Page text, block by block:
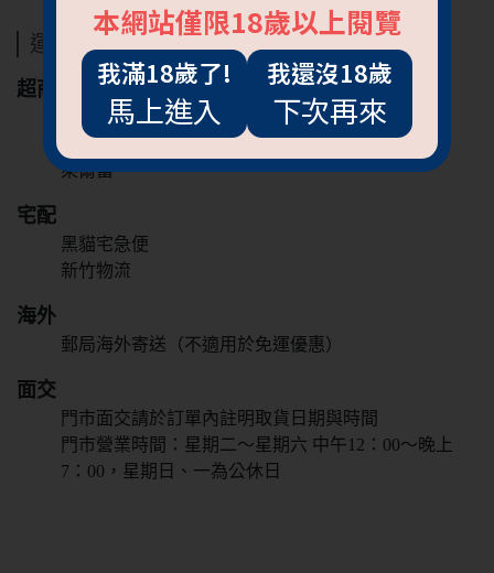
本網站僅限18歲以上閱覽
我滿18歲了!
馬上進入
我還沒18歲
下次再來
抱歉!必須年滿18歲
回上一頁
運送方式
超商
全家
萊爾富
宅配
黑貓宅急便
新竹物流
海外
郵局海外寄送（不適用於免運優惠）
面交
門市面交請於訂單內註明取貨日期與時間
門市營業時間：星期二～星期六 中午12：00～晚上
7：00，星期日、一為公休日